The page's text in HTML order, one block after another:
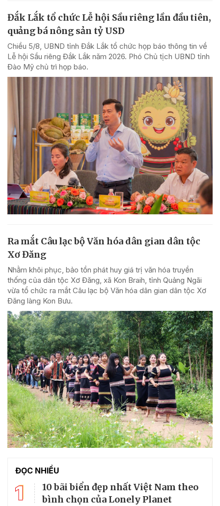
Đắk Lắk tổ chức Lễ hội Sầu riêng lần đầu tiên,
quảng bá nông sản tỷ USD
Chiều 5/8, UBND tỉnh Đắk Lắk tổ chức họp báo thông tin về
Lễ hội Sầu riêng Đắk Lắk năm 2026. Phó Chủ tịch UBND tỉnh
Đào Mỹ chủ trì họp báo.
Ra mắt Câu lạc bộ Văn hóa dân gian dân tộc
Xơ Đăng
Nhằm khôi phục, bảo tồn phát huy giá trị văn hóa truyền
thống của dân tộc Xơ Đăng, xã Kon Braih, tỉnh Quảng Ngãi
vừa tổ chức ra mắt Câu lạc bộ Văn hóa dân gian dân tộc Xơ
Đăng làng Kon Bưu.
ĐỌC NHIỀU
1
10 bãi biển đẹp nhất Việt Nam theo
bình chọn của Lonely Planet